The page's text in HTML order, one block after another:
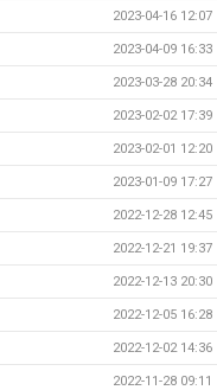
2023-04-16 12:07
2023-04-09 16:33
2023-03-28 20:34
2023-02-02 17:39
2023-02-01 12:20
2023-01-09 17:27
2022-12-28 12:45
2022-12-21 19:37
2022-12-13 20:30
2022-12-05 16:28
2022-12-02 14:36
2022-11-28 09:11